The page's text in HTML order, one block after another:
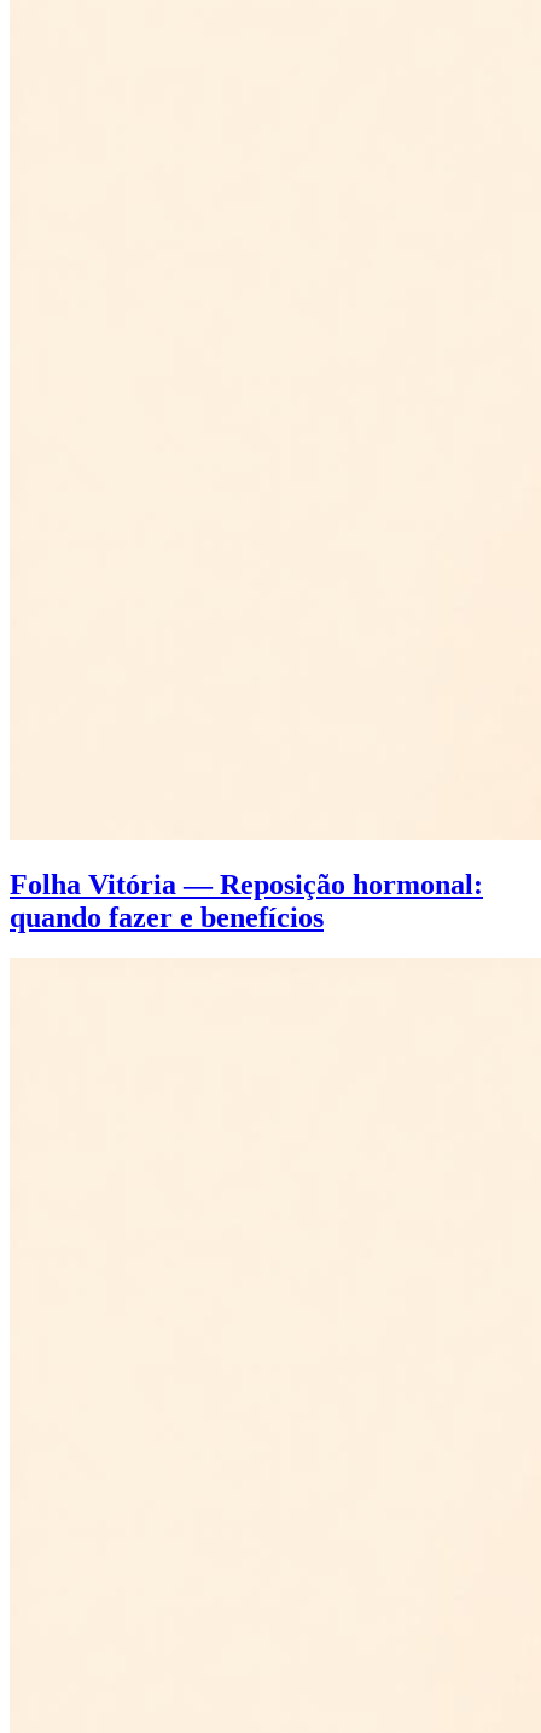
Folha Vitória — Reposição hormonal:
quando fazer e benefícios